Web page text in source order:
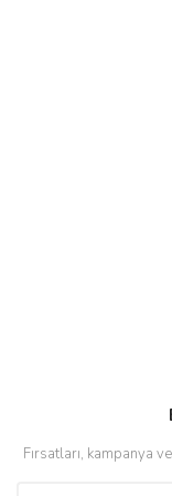
Fırsatları, kampanya